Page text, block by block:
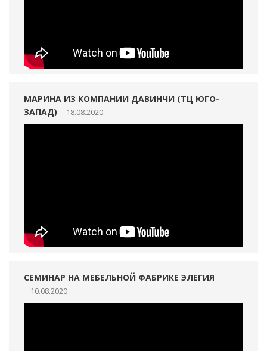
МАРИНА ИЗ КОМПАНИИ ДАВИНЧИ (ТЦ ЮГО-
ЗАПАД)
18.08.2020
СЕМИНАР НА МЕБЕЛЬНОЙ ФАБРИКЕ ЭЛЕГИЯ
10.08.2020